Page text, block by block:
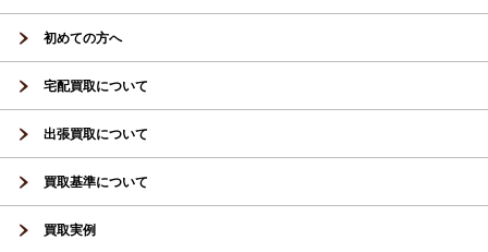
初めての方へ
宅配買取について
出張買取について
買取基準について
買取実例